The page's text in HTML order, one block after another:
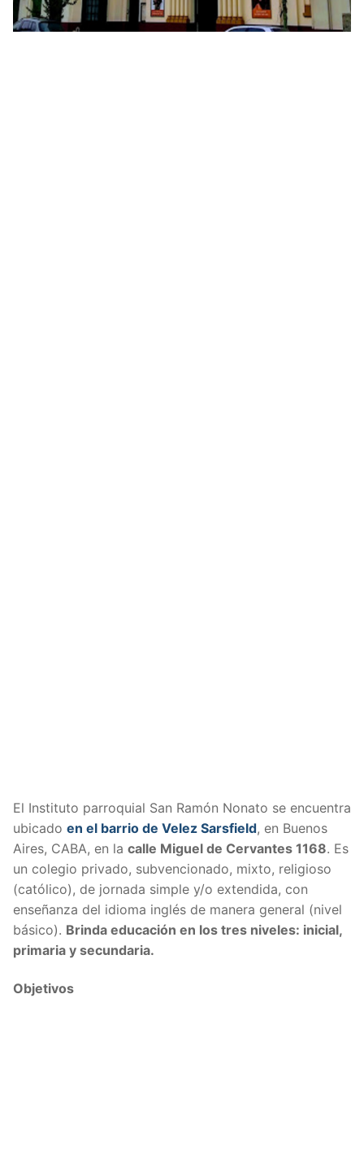
El Instituto parroquial San Ramón Nonato se encuentra
ubicado en el barrio de Velez Sarsfield, en Buenos
Aires, CABA, en la calle Miguel de Cervantes 1168. Es
un colegio privado, subvencionado, mixto, religioso
(católico), de jornada simple y/o extendida, con
enseñanza del idioma inglés de manera general (nivel
básico). Brinda educación en los tres niveles: inicial,
primaria y secundaria.
Objetivos